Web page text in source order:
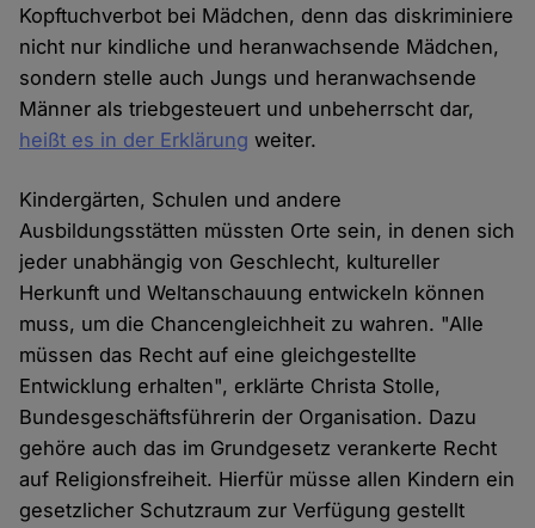
Kopftuchverbot bei Mädchen, denn das diskriminiere
nicht nur kindliche und heranwachsende Mädchen,
sondern stelle auch Jungs und heranwachsende
Männer als triebgesteuert und unbeherrscht dar,
heißt es in der Erklärung weiter.
Kindergärten, Schulen und andere
Ausbildungsstätten müssten Orte sein, in denen sich
jeder unabhängig von Geschlecht, kultureller
Herkunft und Weltanschauung entwickeln können
muss, um die Chancengleichheit zu wahren. "Alle
müssen das Recht auf eine gleichgestellte
Entwicklung erhalten", erklärte Christa Stolle,
Bundesgeschäftsführerin der Organisation. Dazu
gehöre auch das im Grundgesetz verankerte Recht
auf Religionsfreiheit. Hierfür müsse allen Kindern ein
gesetzlicher Schutzraum zur Verfügung gestellt